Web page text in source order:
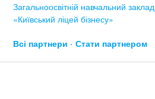
Загальноосвітній навчальний заклад
«Київський ліцей бізнесу»
Всі партнери Стати партнером